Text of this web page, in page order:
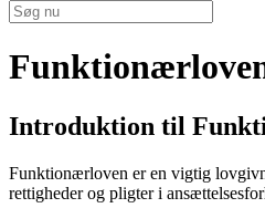
Introduktion til
Funktionærloven er en vigtig
rettigheder og pligter i